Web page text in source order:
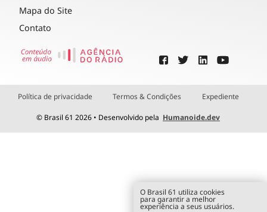
Mapa do Site
Contato
Política de privacidade Termos & Condições Expediente
© Brasil 61 2026 • Desenvolvido pela Humanoide.dev
O Brasil 61 utiliza cookies
para garantir a melhor
experiência a seus usuários.